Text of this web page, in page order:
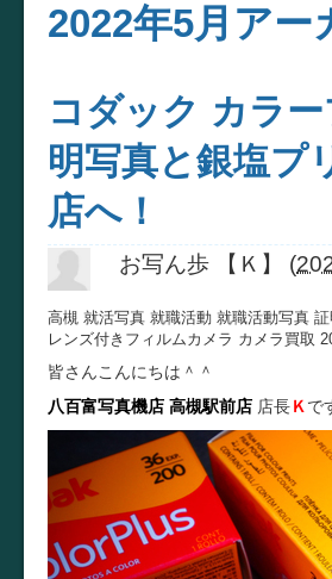
2022年5月アー
コダック カラ
明写真と銀塩プ
店へ！
お写ん歩 【Ｋ】 (
高槻 就活写真 就職活動 就職活動写真
レンズ付きフィルムカメラ カメラ買取
皆さんこんにちは＾＾
八百富写真機店 高槻駅前店 店長Ｋ で